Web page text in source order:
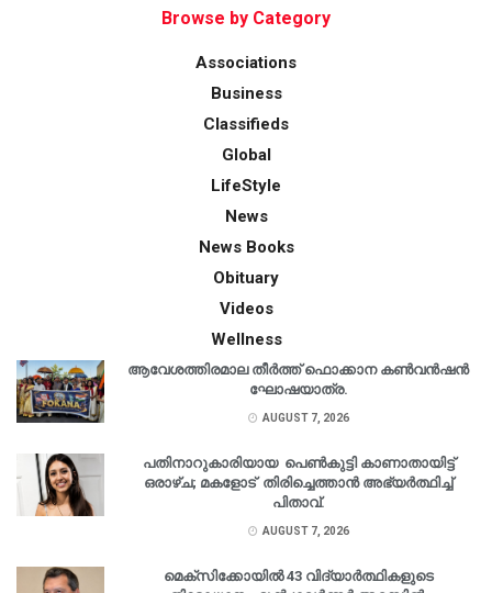
Browse by Category
Associations
Business
Classifieds
Global
LifeStyle
News
News Books
Obituary
Videos
Wellness
ആവേശത്തിരമാല തീർത്ത് ഫൊക്കാന കൺവൻഷൻ
ഘോഷയാത്ര.
AUGUST 7, 2026
പതിനാറുകാരിയായ പെൺകുട്ടി കാണാതായിട്ട്
ഒരാഴ്ച; മകളോട് തിരിച്ചെത്താൻ അഭ്യർത്ഥിച്ച്
പിതാവ്.
AUGUST 7, 2026
മെക്‌സിക്കോയിൽ 43 വിദ്യാർത്ഥികളുടെ